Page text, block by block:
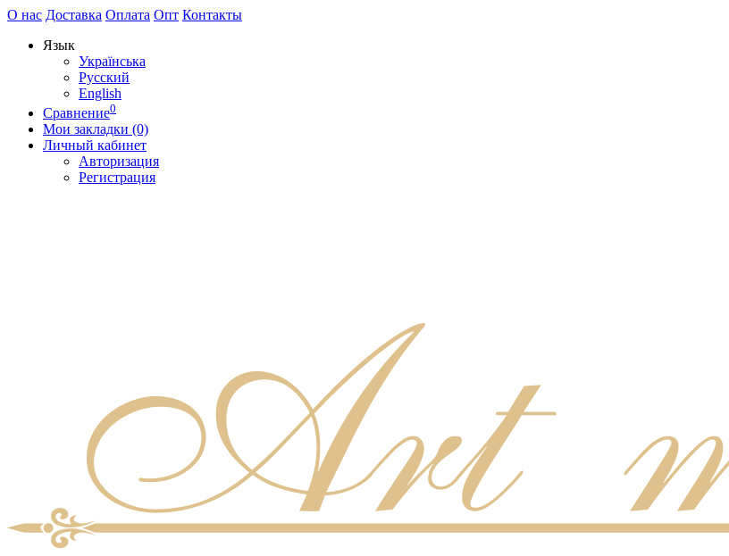
О нас Доставка Оплата Опт Контакты
Язык
Українська
Русский
English
Сравнение0
Мои закладки (0)
Личный кабинет
Авторизация
Регистрация